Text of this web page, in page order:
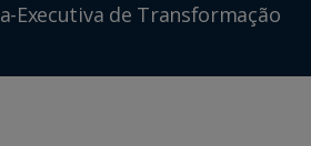
Executiva de Transformação